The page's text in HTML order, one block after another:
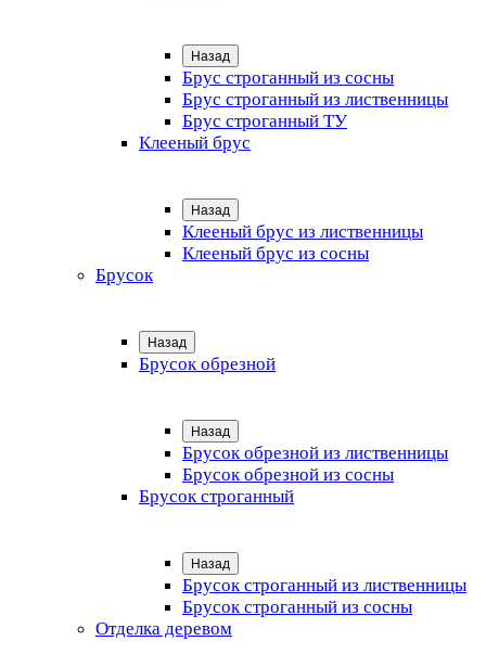
Назад
Брус строганный из сосны
Брус строганный из лиственницы
Брус строганный ТУ
Клееный брус
Назад
Клееный брус из лиственницы
Клееный брус из сосны
Брусок
Назад
Брусок обрезной
Назад
Брусок обрезной из лиственницы
Брусок обрезной из сосны
Брусок строганный
Назад
Брусок строганный из лиственницы
Брусок строганный из сосны
Отделка деревом